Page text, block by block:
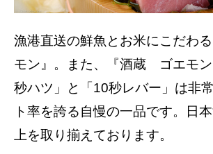
漁港直送の鮮魚とお米にこだわ
モン』。また、『酒蔵 ゴエモ
秒ハツ」と「10秒レバー」は非
ト率を誇る自慢の一品です。日
上を取り揃えております。